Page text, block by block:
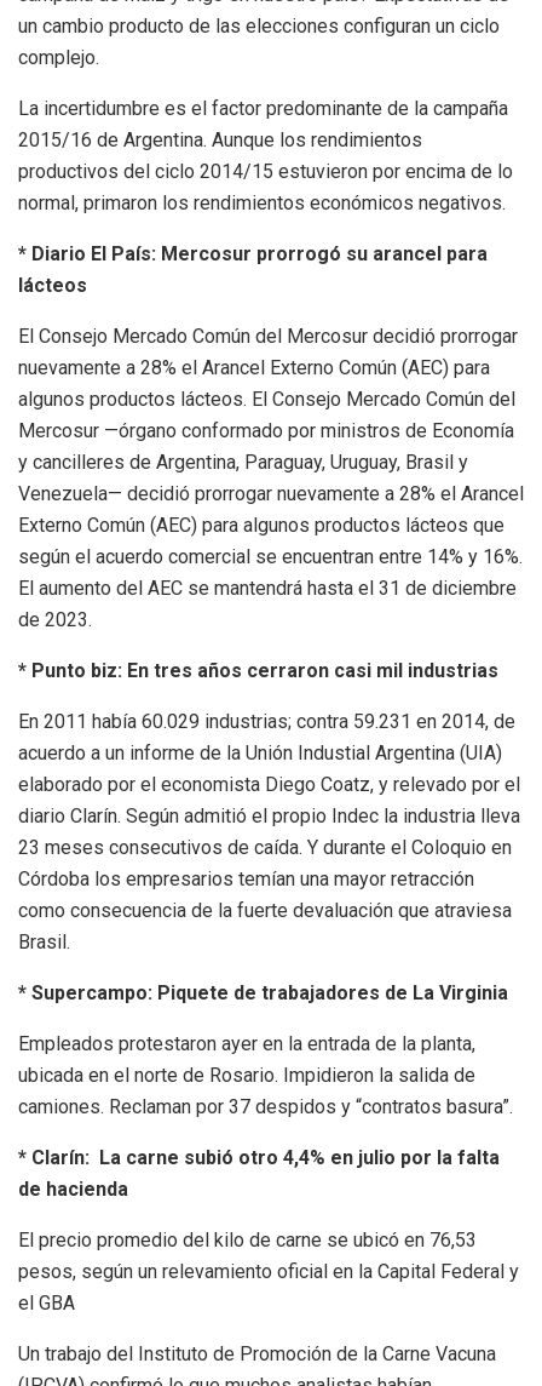
un cambio producto de las elecciones configuran un ciclo
complejo.
La incertidumbre es el factor predominante de la campaña
2015/16 de Argentina. Aunque los rendimientos
productivos del ciclo 2014/15 estuvieron por encima de lo
normal, primaron los rendimientos económicos negativos.
* Diario El País: Mercosur prorrogó su arancel para
lácteos
El Consejo Mercado Común del Mercosur decidió prorrogar
nuevamente a 28% el Arancel Externo Común (AEC) para
algunos productos lácteos. El Consejo Mercado Común del
Mercosur —órgano conformado por ministros de Economía
y cancilleres de Argentina, Paraguay, Uruguay, Brasil y
Venezuela— decidió prorrogar nuevamente a 28% el Arancel
Externo Común (AEC) para algunos productos lácteos que
según el acuerdo comercial se encuentran entre 14% y 16%.
El aumento del AEC se mantendrá hasta el 31 de diciembre
de 2023.
* Punto biz: En tres años cerraron casi mil industrias
En 2011 había 60.029 industrias; contra 59.231 en 2014, de
acuerdo a un informe de la Unión Industial Argentina (UIA)
elaborado por el economista Diego Coatz, y relevado por el
diario Clarín. Según admitió el propio Indec la industria lleva
23 meses consecutivos de caída. Y durante el Coloquio en
Córdoba los empresarios temían una mayor retracción
como consecuencia de la fuerte devaluación que atraviesa
Brasil.
* Supercampo: Piquete de trabajadores de La Virginia
Empleados protestaron ayer en la entrada de la planta,
ubicada en el norte de Rosario. Impidieron la salida de
camiones. Reclaman por 37 despidos y “contratos basura”.
* Clarín: La carne subió otro 4,4% en julio por la falta
de hacienda
El precio promedio del kilo de carne se ubicó en 76,53
pesos, según un relevamiento oficial en la Capital Federal y
el GBA
Un trabajo del Instituto de Promoción de la Carne Vacuna